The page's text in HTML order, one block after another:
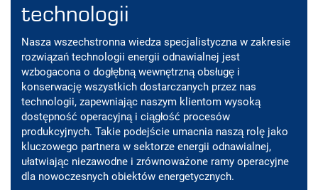
technologii
Nasza wszechstronna wiedza specjalistyczna w zakresie
rozwiązań technologii energii odnawialnej jest
wzbogacona o dogłębną wewnętrzną obsługę i
konserwację wszystkich dostarczanych przez nas
technologii, zapewniając naszym klientom wysoką
dostępność operacyjną i ciągłość procesów
produkcyjnych. Takie podejście umacnia naszą rolę jako
kluczowego partnera w sektorze energii odnawialnej,
ułatwiając niezawodne i zrównoważone ramy operacyjne
dla nowoczesnych obiektów energetycznych.